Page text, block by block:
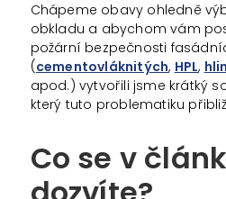
Chápeme obavy ohledně
obkladu a abychom vám
požární bezpečnosti
(cementovláknitých, HPL,
apod.) vytvořili jsme krátký
který tuto problematiku
Co se v